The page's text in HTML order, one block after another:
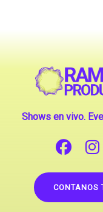
Shows en vivo.
CONTANOS